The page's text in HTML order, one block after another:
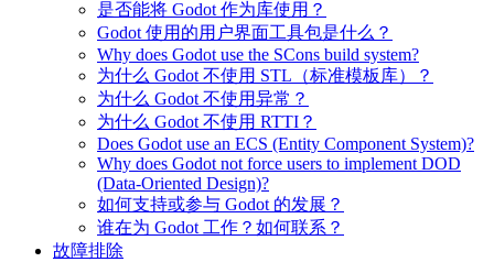
是否能将 Godot 作为库使用？
Godot 使用的用户界面工具包是什么？
Why does Godot use the SCons build system?
为什么 Godot 不使用 STL（标准模板库）？
为什么 Godot 不使用异常？
为什么 Godot 不使用 RTTI？
Does Godot use an ECS (Entity Component System)?
Why does Godot not force users to implement DOD
(Data-Oriented Design)?
如何支持或参与 Godot 的发展？
谁在为 Godot 工作？如何联系？
故障排除